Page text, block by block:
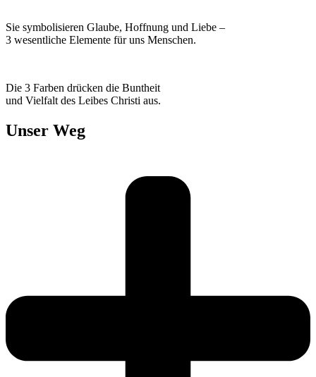
Sie symbolisieren Glaube, Hoffnung und Liebe –
3 wesentliche Elemente für uns Menschen.
Die 3 Farben drücken die Buntheit
und Vielfalt des Leibes Christi aus.
Unser Weg